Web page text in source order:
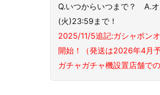
Q.いつからいつまで？ A.オ
(火)23:59まで！
2025/11/5追記:ガシャポン
開始！（発送は2026年4月予
ガチャガチャ機設置店舗で